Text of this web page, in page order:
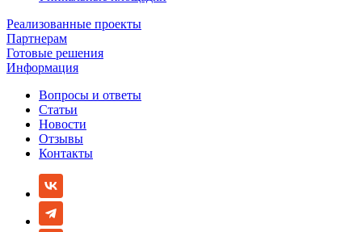
Реализованные проекты
Партнерам
Готовые решения
Информация
Вопросы и ответы
Статьи
Новости
Отзывы
Контакты